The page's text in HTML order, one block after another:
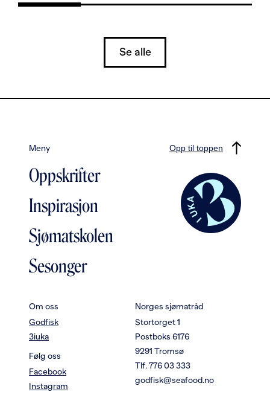
Se alle
Meny
Oppskrifter
Inspirasjon
Sjømatskolen
Sesonger
Om oss
Godfisk
3iuka
Følg oss
Facebook
Instagram
Norges sjømatråd
Stortorget 1
Postboks 6176
9291 Tromsø
Tlf. 776 03 333
godfisk@seafood.no
Opp til toppen